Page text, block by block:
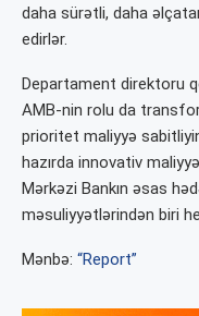
daha sürətli, daha
edirlər.
Departament direktoru
AMB-nin rolu da
prioritet maliyyə
hazırda innovativ
Mərkəzi Bankın əsas
məsuliyyətlərindən biri
Mənbə: “Report”